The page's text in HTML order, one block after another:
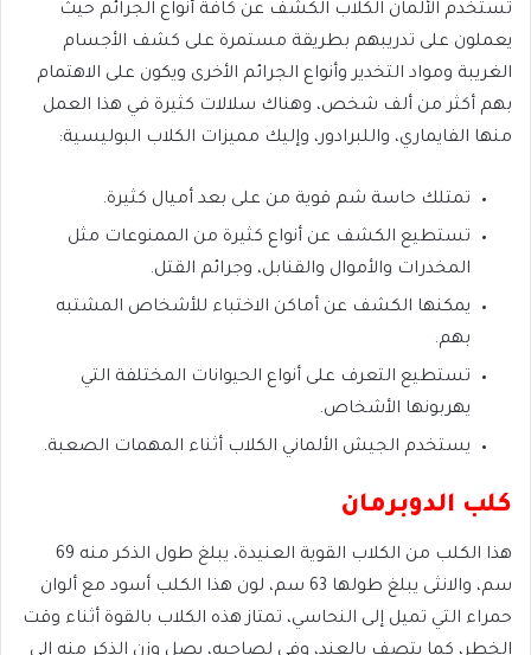
تستخدم الألمان الكلاب الكشف عن كافة أنواع الجرائم حيث
يعملون على تدريبهم بطريقة مستمرة على كشف الأجسام
الغريبة ومواد التخدير وأنواع الجرائم الأخرى ويكون على الاهتمام
بهم أكثر من ألف شخص، وهناك سلالات كثيرة في هذا العمل
منها الفايماري، واللبرادور، وإليك مميزات الكلاب البوليسية:
تمتلك حاسة شم قوية من على بعد أميال كثيرة.
تستطيع الكشف عن أنواع كثيرة من الممنوعات مثل
المخدرات والأموال والقنابل، وجرائم القتل.
يمكنها الكشف عن أماكن الاختباء للأشخاص المشتبه
بهم.
تستطيع التعرف على أنواع الحيوانات المختلفة التي
يهربونها الأشخاص.
يستخدم الجيش الألماني الكلاب أثناء المهمات الصعبة.
كلب الدوبرمان
هذا الكلب من الكلاب القوية العنيدة، يبلغ طول الذكر منه 69
سم، والانثى يبلغ طولها 63 سم، لون هذا الكلب أسود مع ألوان
حمراء التي تميل إلى النحاسي، تمتاز هذه الكلاب بالقوة أثناء وقت